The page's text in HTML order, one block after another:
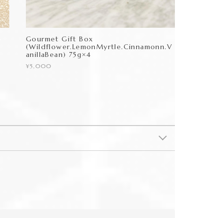
Gourmet Gift Box
(Wildflower.LemonMyrtle.Cinnamonn.V
anillaBean) 75g×4
¥5,000